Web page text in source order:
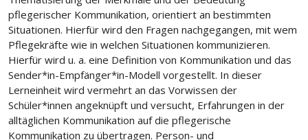
pflegerischer Kommunikation, orientiert an bestimmten
Situationen. Hierfür wird den Fragen nachgegangen, mit wem
Pflegekräfte wie in welchen Situationen kommunizieren.
Hierfür wird u. a. eine Definition von Kommunikation und das
Sender*in-Empfänger*in-Modell vorgestellt. In dieser
Lerneinheit wird vermehrt an das Vorwissen der
Schüler*innen angeknüpft und versucht, Erfahrungen in der
alltäglichen Kommunikation auf die pflegerische
Kommunikation zu übertragen. Person- und